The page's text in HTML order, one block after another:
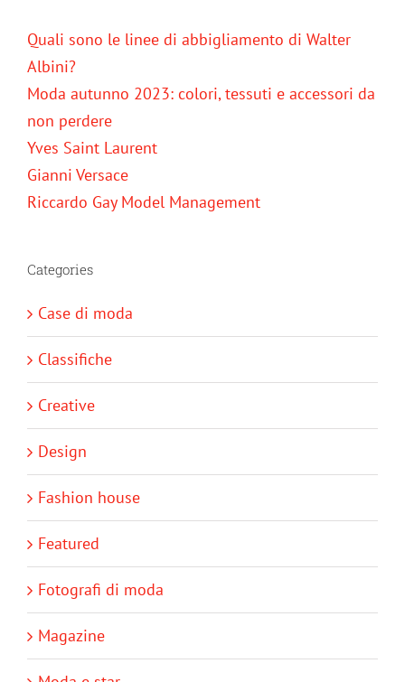
Quali sono le linee di abbigliamento di Walter
Albini?
Moda autunno 2023: colori, tessuti e accessori da
non perdere
Yves Saint Laurent
Gianni Versace
Riccardo Gay Model Management
Categories
Case di moda
Classifiche
Creative
Design
Fashion house
Featured
Fotografi di moda
Magazine